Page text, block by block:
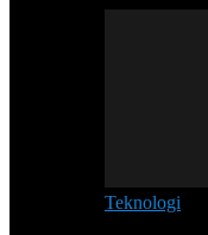
Teknologi